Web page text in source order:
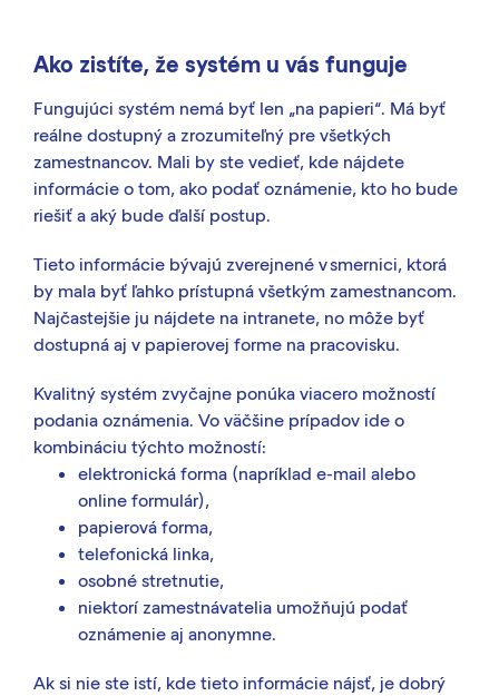
Ako zistíte, že systém u vás funguje
Fungujúci systém nemá byť len „na papieri“. Má byť
reálne dostupný a zrozumiteľný pre všetkých
zamestnancov. Mali by ste vedieť, kde nájdete
informácie o tom, ako podať oznámenie, kto ho bude
riešiť a aký bude ďalší postup.
Tieto informácie bývajú zverejnené v smernici, ktorá
by mala byť ľahko prístupná všetkým zamestnancom.
Najčastejšie ju nájdete na intranete, no môže byť
dostupná aj v papierovej forme na pracovisku.
Kvalitný systém zvyčajne ponúka viacero možností
podania oznámenia. Vo väčšine prípadov ide o
kombináciu týchto možností:
elektronická forma (napríklad e-mail alebo
online formulár),
papierová forma,
telefonická linka,
osobné stretnutie,
niektorí zamestnávatelia umožňujú podať
oznámenie aj anonymne.
Ak si nie ste istí, kde tieto informácie nájsť, je dobrý